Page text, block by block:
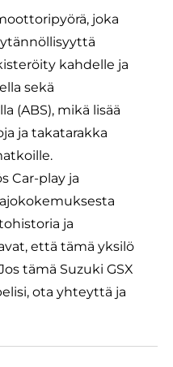
joka
kahdelle ja
sekä
(ABS), mikä lisää
ja takatarakka
Car-play ja
ja
että tämä yksilö
tämä Suzuki GSX
ota yhteyttä ja